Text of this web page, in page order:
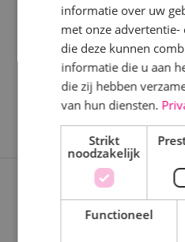
Staf
Uren
Fulltime
informatie over uw
met onze advertentie-
die deze kunnen
informatie die u aan
die zij hebben
van hun diensten.
Strikt
noodzakelijk
Functioneel